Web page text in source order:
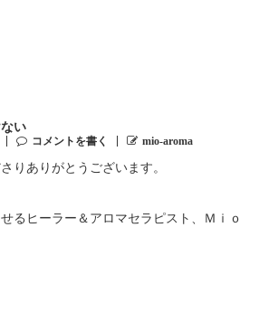
い
コメントを書く mio-aroma
りありがとうございます。
るヒーラー＆アロマセラピスト、Ｍｉｏ